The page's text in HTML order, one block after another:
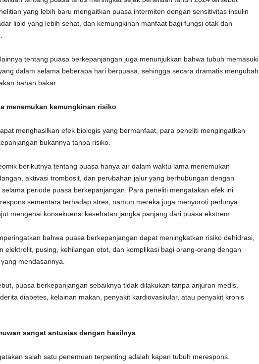
yang lebih baru mengaitkan puasa intermiten dengan sensitivitas insulin
lipid yang lebih sehat, dan kemungkinan manfaat bagi fungsi otak dan
tentang puasa berkepanjangan juga menunjukkan bahwa tubuh memasuki
dalam selama beberapa hari berpuasa, sehingga secara dramatis mengubah
bahan bakar.
menemukan kemungkinan risiko
menghasilkan efek biologis yang bermanfaat, para peneliti mengingatkan
bukannya tanpa risiko.
berikutnya tentang puasa hanya air dalam waktu lama menemukan
aktivasi trombosit, dan perubahan jalur yang berhubungan dengan
periode puasa berkepanjangan. Para peneliti mengatakan efek ini
sementara terhadap stres, namun mereka juga menyoroti perlunya
mengenai konsekuensi kesehatan jangka panjang dari puasa ekstrem.
bahwa puasa berkepanjangan dapat meningkatkan risiko dehidrasi,
elektrolit, pusing, kehilangan otot, dan komplikasi bagi orang-orang dengan
mendasarinya.
puasa berkepanjangan sebaiknya tidak dilakukan tanpa anjuran medis,
diabetes, kelainan makan, penyakit kardiovaskular, atau penyakit kronis
sangat antusias dengan hasilnya
salah satu penemuan terpenting adalah kapan tubuh merespons.